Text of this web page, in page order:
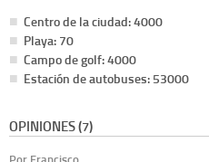
Centro de la ciudad: 4000
Playa: 70
Campo de golf: 4000
Estación de autobuses: 53000
OPINIONES (7)